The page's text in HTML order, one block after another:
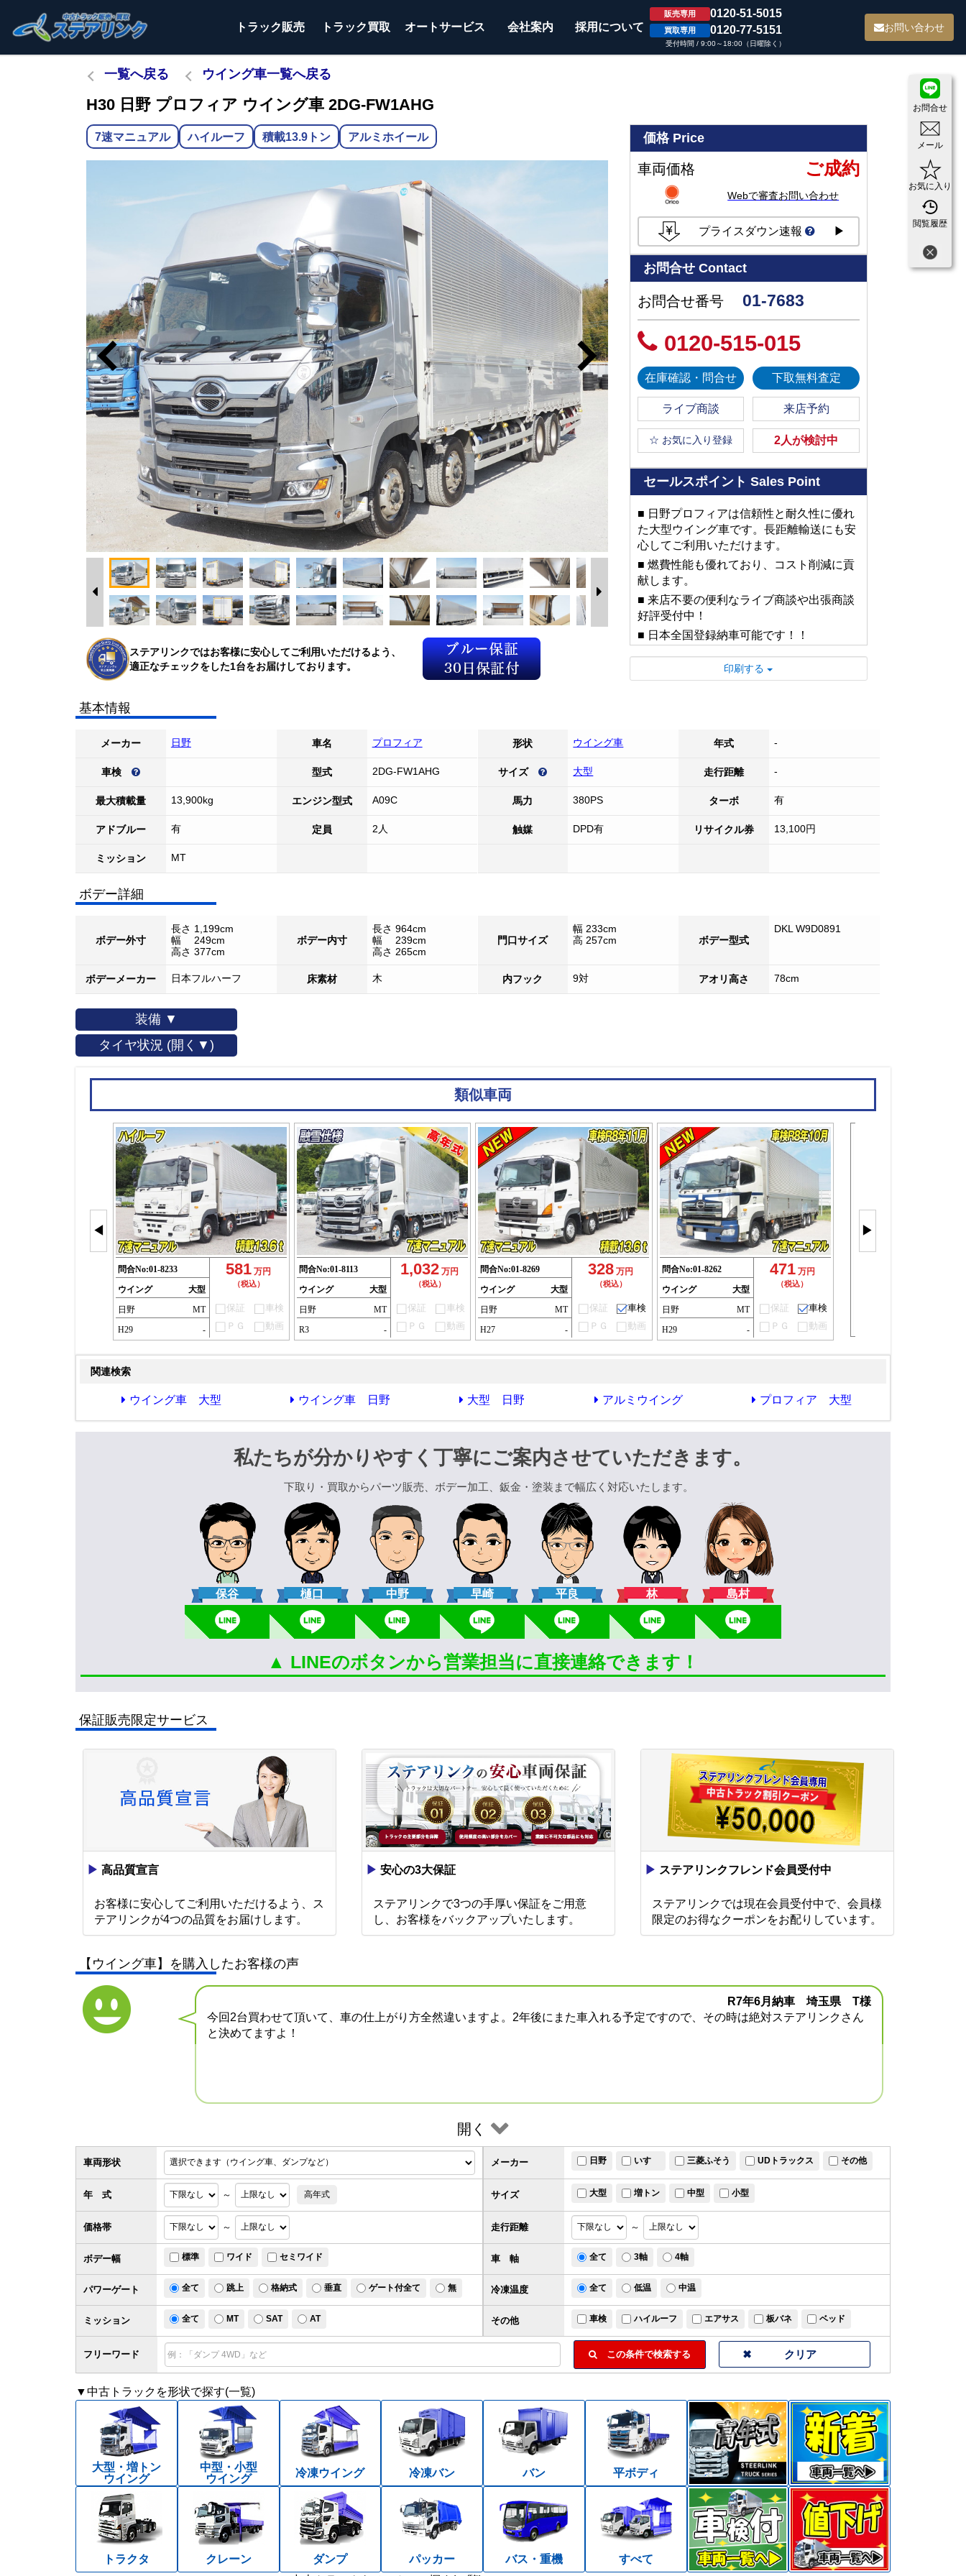
トラック販売 トラック買取 オートサービス 会社案内 採用について
販売専用 0120-51-5015
買取専用 0120-77-5151
受付時間 / 9:00～18:00（日曜除く）
お問い合わせ
お問合せ
メール
お気に入り
閲覧履歴
一覧へ戻る ウイング車一覧へ戻る
H30 日野 プロフィア ウイング車 2DG-FW1AHG
7速マニュアル ハイルーフ 積載13.9トン アルミホイール
ステアリンクではお客様に安心してご利用いただけるよう、
適正なチェックをした1台をお届けしております。
価格Price
車両価格 ご成約
Webで審査お問い合わせ
プライスダウン速報 ▶
お問合せ Contact
お問合せ番号 01-7683
0120-515-015
在庫確認・問合せ 下取無料査定
ライブ商談 来店予約
☆ お気に入り登録 2人が検討中
セールスポイント Sales Point
■ 日野プロフィアは信頼性と耐久性に優れ
た大型ウイング車です。長距離輸送にも安
心してご利用いただけます。
■ 燃費性能も優れており、コスト削減に貢
献します。
■ 来店不要の便利なライブ商談や出張商談
好評受付中！
■ 日本全国登録納車可能です！！
■ 試乗も可能ですのでお気軽にご来店くだ
印刷する
基本情報
メーカー 日野 車名 プロフィア 形状 ウイング車 年式 -
車検 型式 2DG-FW1AHG サイズ 大型 走行距離 -
最大積載量 13,900kg エンジン型式 A09C 馬力 380PS ターボ 有
アドブルー 有 定員 2人 触媒 DPD有 リサイクル券 13,100円
ミッション MT
ボデー詳細
ボデー外寸
長さ 1,199cm
幅 249cm
高さ 377cm
ボデー内寸
長さ 964cm
幅 239cm
高さ 265cm
門口サイズ
幅 233cm
高 257cm
ボデー型式
DKL W9D0891
ボデーメーカー 日本フルハーフ 床素材 木 内フック 9対 アオリ高さ 78cm
装備 ▼
タイヤ状況 (開く▼)
類似車両
◀
問合No:01-8233
ウイング
大型
日野
MT
H29
-
581 万円
（税込）
保証
車検
ＰＧ
動画
問合No:01-8113
ウイング
大型
日野
MT
R3
-
1,032 万円
（税込）
保証
車検
ＰＧ
動画
問合No:01-8269
ウイング
大型
日野
MT
H27
-
328 万円
（税込）
保証
車検
ＰＧ
動画
問合No:01-8262
ウイング
大型
日野
MT
H29
-
471 万円
（税込）
保証
車検
ＰＧ
動画
▶
関連検索
ウイング車 大型 ウイング車 日野 大型 日野 アルミウイング プロフィア 大型
私たちが分かりやすく丁寧にご案内させていただきます。
下取り・買取からパーツ販売、ボデー加工、鈑金・塗装まで幅広く対応いたします。
保谷 樋口 中野 早崎 平良 林 島村
▲ LINEのボタンから営業担当に直接連絡できます！
保証販売限定サービス
▶ 高品質宣言
お客様に安心してご利用いただけるよう、ス
テアリンクが4つの品質をお届けします。
▶ 安心の3大保証
ステアリンクで3つの手厚い保証をご用意
し、お客様をバックアップいたします。
▶ ステアリンクフレンド会員受付中
ステアリンクでは現在会員受付中で、会員様
限定のお得なクーポンをお配りしています。
【ウイング車】を購入したお客様の声
R7年6月納車 埼玉県 T様
今回2台買わせて頂いて、車の仕上がり方全然違いますよ。2年後にまた車入れる予定ですので、その時は絶対ステアリンクさん
と決めてますよ！
開く
車両形状
サイズ 大型 増トン 中型 小型
価格帯 ～
フリーワード この条件で検索する
メーカー 日野 いすゞ 三菱ふそう UDトラックス その他
年 式 ～ 高年式
走行距離 ～
ボデー幅 標準 ワイド セミワイド 車 軸 全て 3軸 4軸
パワーゲート 全て 跳上 格納式 垂直 ゲート付全て 無 冷凍温度 全て 低温 中温
ミッション 全て MT SAT AT その他 車検 ハイルーフ エアサス 板バネ ベッド
▼中古トラックを形状で探す(一覧)
大型・増トン
ウイング
中型・小型
ウイング
冷凍ウイング 冷凍バン バン 平ボディ
トラクタ クレーン ダンプ パッカー バス・重機
すべて